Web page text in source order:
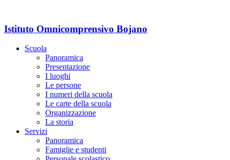
Istituto Omnicomprensivo Bojano
Scuola
Panoramica
Presentazione
I luoghi
Le persone
I numeri della scuola
Le carte della scuola
Organizzazione
La storia
Servizi
Panoramica
Famiglie e studenti